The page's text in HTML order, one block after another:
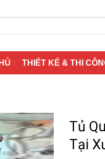
THIẾT KẾ & THI
Tủ
Tại